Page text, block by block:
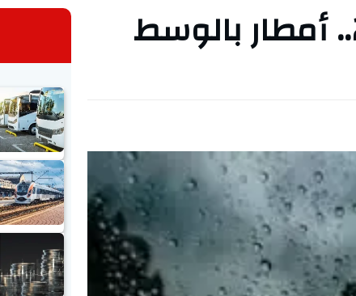
طقس ليل 23 أوت 2025.. أمطار بالوسط